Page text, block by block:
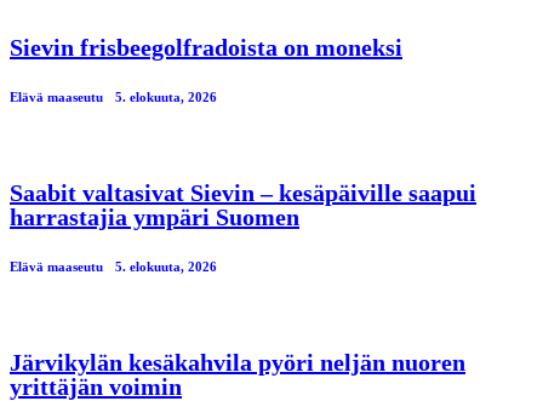
Sievin frisbeegolfradoista on moneksi
Elävä maaseutu 5. elokuuta, 2026
Saabit valtasivat Sievin – kesäpäiville saapui
harrastajia ympäri Suomen
Elävä maaseutu 5. elokuuta, 2026
Järvikylän kesäkahvila pyöri neljän nuoren
yrittäjän voimin